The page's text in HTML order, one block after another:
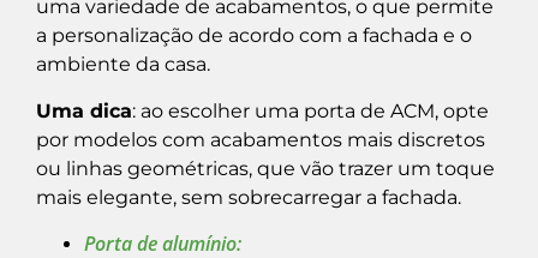
uma variedade de acabamentos, o que permite
a personalização de acordo com a fachada e o
ambiente da casa.
Uma dica: ao escolher uma porta de ACM, opte
por modelos com acabamentos mais discretos
ou linhas geométricas, que vão trazer um toque
mais elegante, sem sobrecarregar a fachada.
Porta de alumínio: